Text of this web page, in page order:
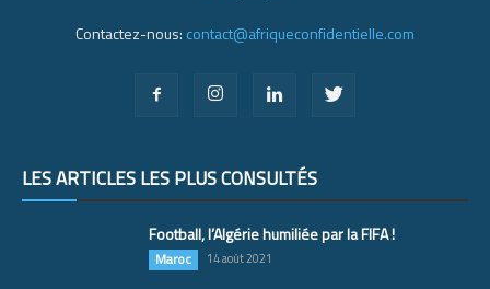
Contactez-nous: contact@afriqueconfidentielle.com
LES ARTICLES LES PLUS CONSULTÉS
Football, l’Algérie humiliée par la FIFA !
Maroc 14 août 2021